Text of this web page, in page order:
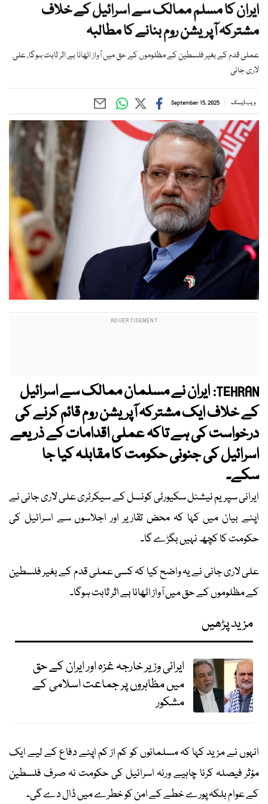
ایران کا مسلم ممالک سے اسرائیل کے خلاف
مشترکہ آپریشن روم بنانے کا مطالبہ
عملی قدم کے بغیر فلسطین کے مظلوموں کے حق میں آواز اٹھانا بے اثر ثابت ہوگا، علی
لاری جانی
ویب ڈیسک September 15, 2025
TEHRAN: ایران نے مسلمان ممالک سے اسرائیل
کے خلاف ایک مشترکہ آپریشن روم قائم کرنے کی
درخواست کی ہے تاکہ عملی اقدامات کے ذریعے
اسرائیل کی جنونی حکومت کا مقابلہ کیا جا
سکے۔
ایرانی سپریم نیشنل سکیورٹی کونسل کے سیکرٹری علی لاری جانی نے
اپنے بیان میں کہا کہ محض تقاریر اور اجلاسوں سے اسرائیل کی
حکومت کا کچھ نہیں بگڑے گا۔
علی لاری جانی نے یہ واضح کیا کہ کسی عملی قدم کے بغیر فلسطین
کے مظلوموں کے حق میں آواز اٹھانا بے اثر ثابت ہوگا۔
مزید پڑھیں
ایرانی وزیر خارجہ غزہ اور ایران کے حق
میں مظاہروں پر جماعت اسلامی کے
مشکور
انہوں نے مزید کہا کہ مسلمانوں کو کم از کم اپنے دفاع کے لیے ایک
مؤثر فیصلہ کرنا چاہیے ورنہ اسرائیل کی حکومت نہ صرف فلسطین
کے عوام بلکہ پورے خطے کے امن کو خطرے میں ڈال دے گی۔